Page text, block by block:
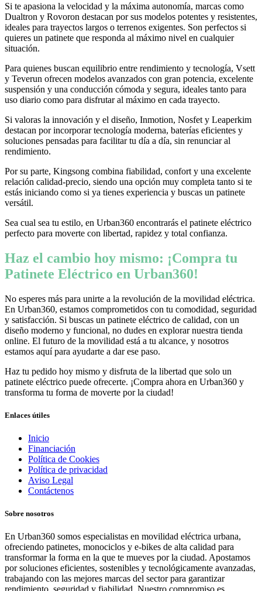
Si te apasiona la velocidad y la máxima autonomía, marcas como
Dualtron y Rovoron destacan por sus modelos potentes y resistentes,
ideales para trayectos largos o terrenos exigentes. Son perfectos si
quieres un patinete que responda al máximo nivel en cualquier
situación.
Para quienes buscan equilibrio entre rendimiento y tecnología, Vsett
y Teverun ofrecen modelos avanzados con gran potencia, excelente
suspensión y una conducción cómoda y segura, ideales tanto para
uso diario como para disfrutar al máximo en cada trayecto.
Si valoras la innovación y el diseño, Inmotion, Nosfet y Leaperkim
destacan por incorporar tecnología moderna, baterías eficientes y
soluciones pensadas para facilitar tu día a día, sin renunciar al
rendimiento.
Por su parte, Kingsong combina fiabilidad, confort y una excelente
relación calidad-precio, siendo una opción muy completa tanto si te
estás iniciando como si ya tienes experiencia y buscas un patinete
versátil.
Sea cual sea tu estilo, en Urban360 encontrarás el patinete eléctrico
perfecto para moverte con libertad, rapidez y total confianza.
Haz el cambio hoy mismo: ¡Compra tu
Patinete Eléctrico en Urban360!
No esperes más para unirte a la revolución de la movilidad eléctrica.
En Urban360, estamos comprometidos con tu comodidad, seguridad
y satisfacción. Si buscas un patinete eléctrico de calidad, con un
diseño moderno y funcional, no dudes en explorar nuestra tienda
online. El futuro de la movilidad está a tu alcance, y nosotros
estamos aquí para ayudarte a dar ese paso.
Haz tu pedido hoy mismo y disfruta de la libertad que solo un
patinete eléctrico puede ofrecerte. ¡Compra ahora en Urban360 y
transforma tu forma de moverte por la ciudad!
Enlaces útiles
Inicio
Financiación
Política de Cookies
Política de privacidad
Aviso Legal
Contáctenos
Sobre nosotros
En Urban360 somos especialistas en movilidad eléctrica urbana,
ofreciendo patinetes, monociclos y e-bikes de alta calidad para
transformar la forma en la que te mueves por la ciudad. Apostamos
por soluciones eficientes, sostenibles y tecnológicamente avanzadas,
trabajando con las mejores marcas del sector para garantizar